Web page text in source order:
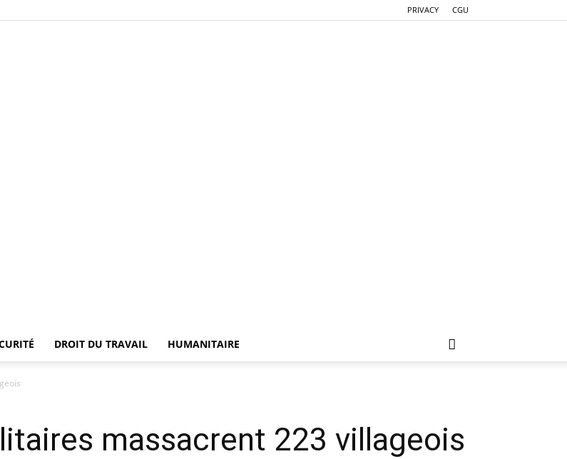
PRIVACY CGU
DROIT DU TRAVAIL HUMANITAIRE
massacrent 223 villageois